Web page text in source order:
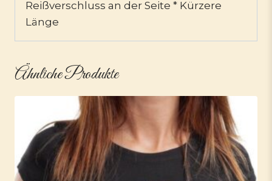
Reißverschluss an der Seite * Kürzere
Länge
Ähnliche Produkte